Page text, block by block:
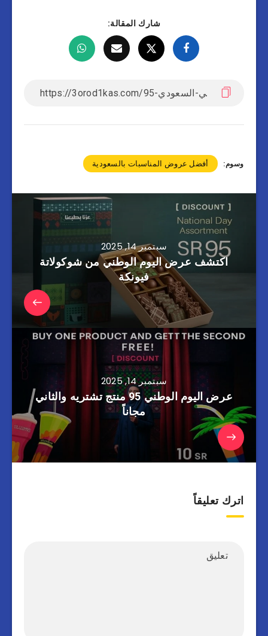
شارك المقالة:
وسوم: أفضل عروض المناسبات بالسعودية
سبتمبر 14, 2025
اكتشف عرض اليوم الوطني من شوكولاتة
فيونكة
سبتمبر 14, 2025
عرض اليوم الوطني 95 منتج تشتريه والثاني
مجاناً
اترك تعليقاً